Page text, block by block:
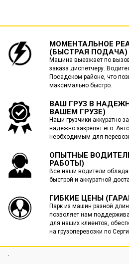
МОМЕНТАЛЬНОЕ
(БЫСТРАЯ ПОДАЧА)
Машина выезжает по
заказа диспетчеру.
Посадском районе, что
максимально быстро.
ВАШ ГРУЗ В
ВАШЕМ ГРУЗЕ)
Наши грузчики аккуратно
надежно закрепят его.
необходимым для
ОПЫТНЫЕ
РАБОТЫ)
Все наши водители
быстрой и аккуратной
ГИБКИЕ ЦЕНЫ
Парк из машин разной
позволяет нам
для наших клиентов,
на грузоперевозки по
.